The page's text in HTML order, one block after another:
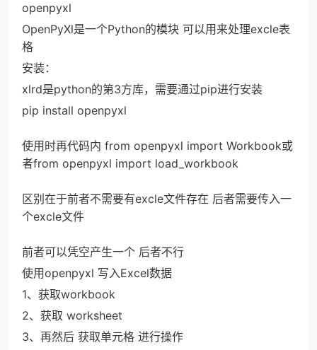
openpyxl
OpenPyXl是一个Python的模块 可以用来处理excle表
格
安装：
xlrd是python的第3方库，需要通过pip进行安装
pip install openpyxl
使用时再代码内 from openpyxl import Workbook或
者from openpyxl import load_workbook
区别在于前者不需要有excle文件存在 后者需要传入一
个excle文件
前者可以凭空产生一个 后者不行
使用openpyxl 写入Excel数据
1、获取workbook
2、获取 worksheet
3、再然后 获取单元格 进行操作